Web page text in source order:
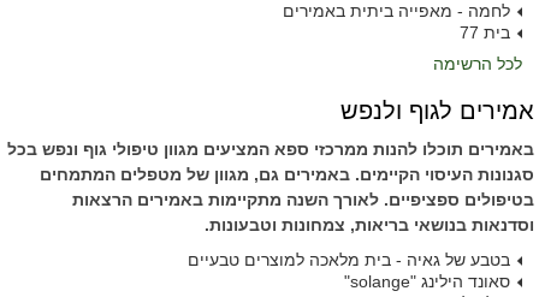
לחמה - מאפייה ביתית באמירים
בית 77
לכל הרשימה
אמירים לגוף ולנפש
באמירים תוכלו להנות ממרכזי ספא המציעים מגוון טיפולי גוף ונפש בכל
סגנונות העיסוי הקיימים. באמירים גם, מגוון של מטפלים המתמחים
בטיפולים ספציפיים. לאורך השנה מתקיימות באמירים הרצאות
וסדנאות בנושאי בריאות, צמחונות וטבעונות.
בטבע של גאיה - בית מלאכה למוצרים טבעיים
סאונד הילינג "solange"